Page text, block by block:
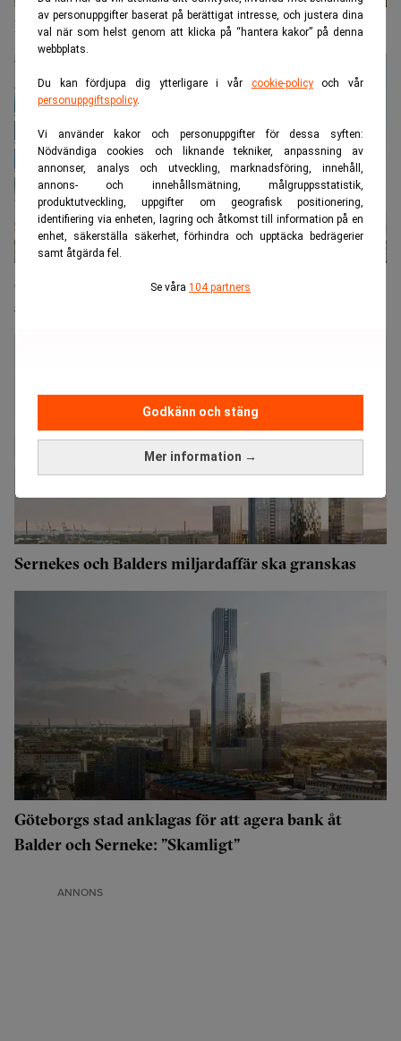
av personuppgifter baserat på berättigat intresse, och justera dina
val när som helst genom att klicka på “hantera kakor” på denna
webbplats.
Du kan fördjupa dig ytterligare i vår cookie-policyoch vår
personuppgiftspolicy.
Vi använder kakor och personuppgifter för dessa syften:
Nödvändiga cookies och liknande tekniker, anpassning av
annonser, analys och utveckling, marknadsföring, innehåll,
annons- och innehållsmätning, målgruppsstatistik,
produktutveckling, uppgifter om geografisk positionering,
identifiering via enheten, lagring och åtkomst till information på en
enhet, säkerställa säkerhet, förhindra och upptäcka bedrägerier
samt åtgärda fel.
Se våra 104 partners
Mer information →
Godkänn och stäng
Doxa vill sälja Serneke – ett år efter köpet
Serneke ligger efter med betalningar – 40-tal
aktiva ärenden hos Kronofogden
Sernekes och Balders miljardaffär ska granskas
Göteborgs stad anklagas för att agera bank åt
Balder och Serneke: ”Skamligt”
ANNONS